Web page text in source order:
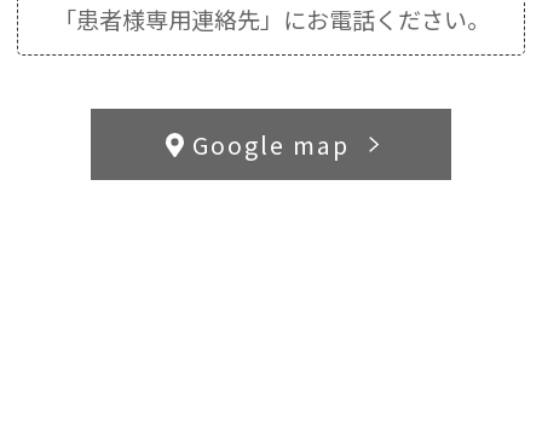
「患者様専用連絡先」にお電話ください。
Google map